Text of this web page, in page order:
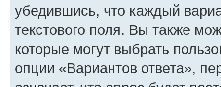
убедившись, что каждый
текстового поля. Вы также
которые могут выбрать
опции «Вариантов ответа»,